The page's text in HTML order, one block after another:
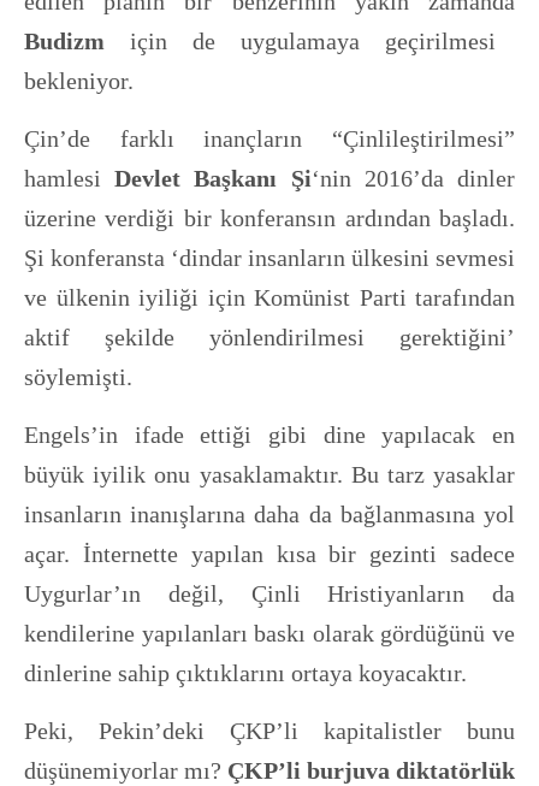
Budizm için de uygulamaya geçirilmesi
bekleniyor.
Çin’de farklı inançların “Çinlileştirilmesi”
hamlesiDevlet Başkanı Şi‘nin 2016’da dinler
üzerine verdiği bir konferansın ardından başladı.
Şi konferansta ‘dindar insanların ülkesini sevmesi
ve ülkenin iyiliği için Komünist Parti tarafından
aktif şekilde yönlendirilmesi gerektiğini’
söylemişti.
Engels’in ifade ettiği gibi dine yapılacak en
büyük iyilik onu yasaklamaktır. Bu tarz yasaklar
insanların inanışlarına daha da bağlanmasına yol
açar. İnternette yapılan kısa bir gezinti sadece
Uygurlar’ın değil, Çinli Hristiyanların da
kendilerine yapılanları baskı olarak gördüğünü ve
dinlerine sahip çıktıklarını ortaya koyacaktır.
Peki, Pekin’deki ÇKP’li kapitalistler bunu
düşünemiyorlar mı? ÇKP’li burjuva diktatörlük